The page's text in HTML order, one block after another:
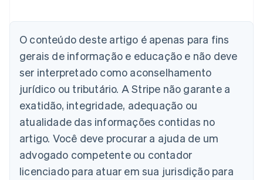
O conteúdo deste artigo é apenas para fins
gerais de informação e educação e não deve
ser interpretado como aconselhamento
jurídico ou tributário. A Stripe não garante a
exatidão, integridade, adequação ou
atualidade das informações contidas no
artigo. Você deve procurar a ajuda de um
advogado competente ou contador
licenciado para atuar em sua jurisdição para
Deutsch English
Austrália
Áustria
DeutschEnglish
Bélgica
Nederlands FrançaisDeutschEnglish
Brasil
Português English
Bulgária
English
Canadá